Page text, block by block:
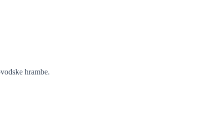
hrambe.